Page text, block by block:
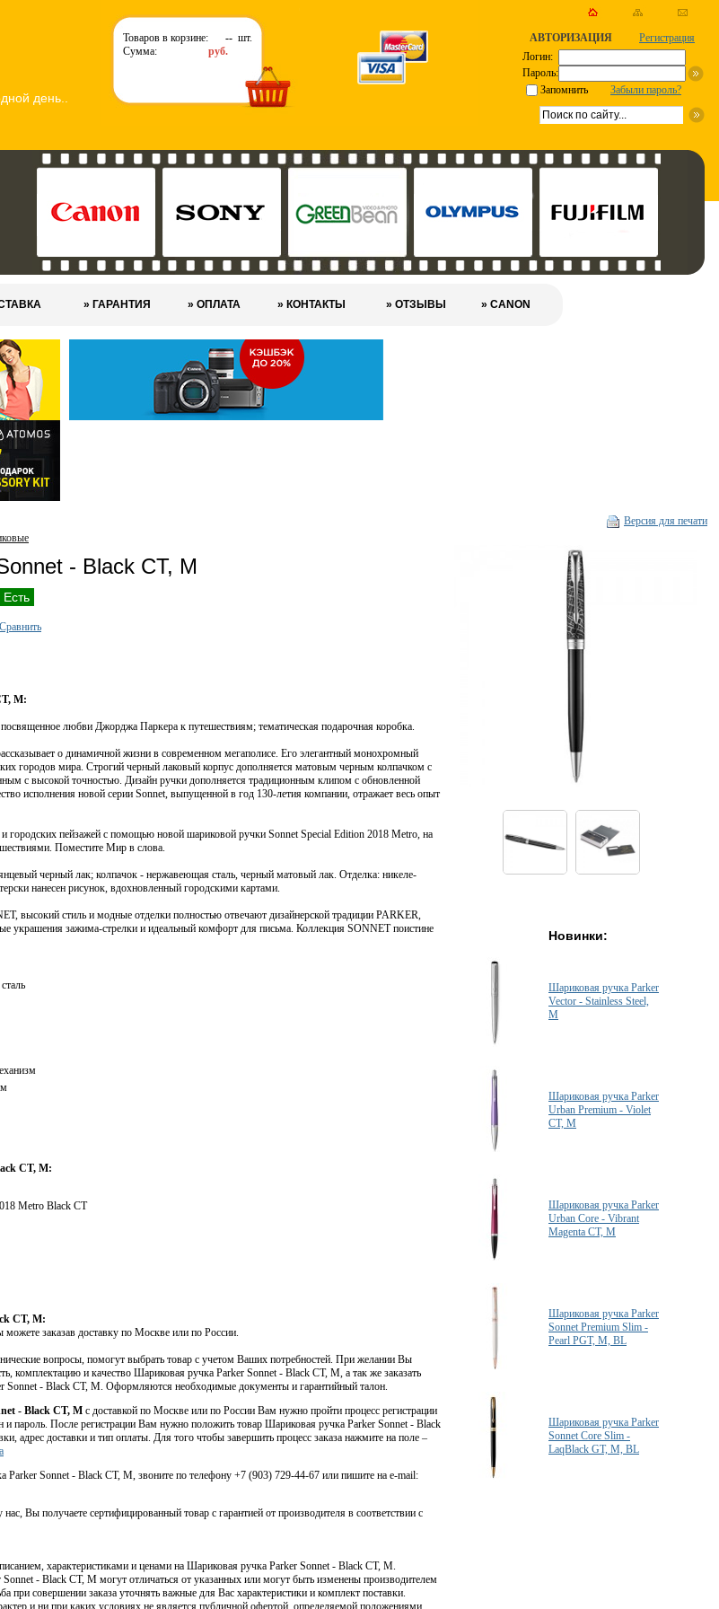
день..
Товаров в корзине: -- шт.
Сумма:
руб.
АВТОРИЗАЦИЯ
Регистрация
Логин:
Пароль:
Запомнить
Забыли пароль?
» ГАРАНТИЯ » ОПЛАТА » КОНТАКТЫ » ОТЗЫВЫ » CANON
Версия для печати
- Black CT, M
Есть
Сравнить
M:
любви Джорджа Паркера к путешествиям; тематическая подарочная коробка.
о динамичной жизни в современном мегаполисе. Его элегантный монохромный
городов мира. Строгий черный лаковый корпус дополняется матовым черным колпачком с
с высокой точностью. Дизайн ручки дополняется традиционным клипом с обновленной
исполнения новой серии Sonnet, выпущенной в год 130-летия компании, отражает весь опыт
городских пейзажей с помощью новой шариковой ручки Sonnet Special Edition 2018 Metro, на
Поместите Мир в слова.
черный лак; колпачок - нержавеющая сталь, черный матовый лак. Отделка: никеле-
нанесен рисунок, вдохновленный городскими картами.
высокий стиль и модные отделки полностью отвечают дизайнерской традиции PARKER,
украшения зажима-стрелки и идеальный комфорт для письма. Коллекция SONNET поистине
CT, M:
Metro Black CT
CT, M:
заказав доставку по Москве или по России.
вопросы, помогут выбрать товар с учетом Ваших потребностей. При желании Вы
комплектацию и качество Шариковая ручка Parker Sonnet - Black CT, M, а так же заказать
Sonnet - Black CT, M. Оформляются необходимые документы и гарантийный талон.
- Black CT, M с доставкой по Москве или по России Вам нужно пройти процесс регистрации
пароль. После регистрации Вам нужно положить товар Шариковая ручка Parker Sonnet - Black
адрес доставки и тип оплаты. Для того чтобы завершить процесс заказа нажмите на поле –
Sonnet - Black CT, M, звоните по телефону +7 (903) 729-44-67 или пишите на e-mail:
Вы получаете сертифицированный товар с гарантией от производителя в соответствии с
характеристиками и ценами на Шариковая ручка Parker Sonnet - Black CT, M.
- Black CT, M могут отличаться от указанных или могут быть изменены производителем
при совершении заказа уточнять важные для Вас характеристики и комплект поставки.
и ни при каких условиях не является публичной офертой, определяемой положениями
Новинки:
Шариковая ручка Parker
Vector - Stainless Steel,
M
Шариковая ручка Parker
Urban Premium - Violet
CT, M
Шариковая ручка Parker
Urban Core - Vibrant
Magenta CT, M
Шариковая ручка Parker
Sonnet Premium Slim -
Pearl PGT, M, BL
Шариковая ручка Parker
Sonnet Core Slim -
LaqBlack GT, M, BL